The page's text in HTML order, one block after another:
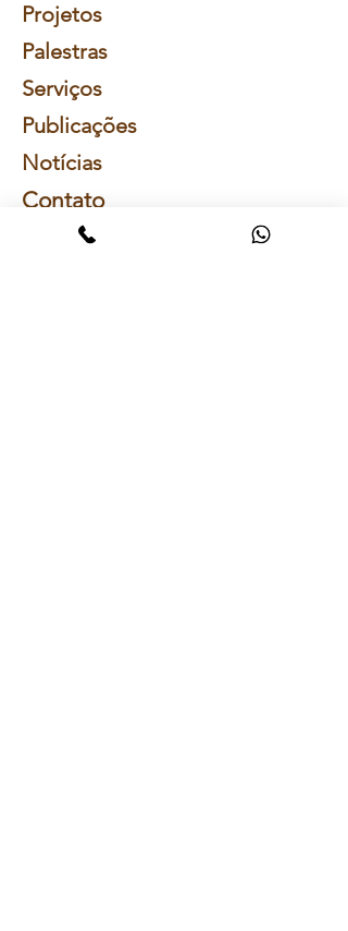
Projetos
Palestras
Serviços
Publicações
Notícias
Contato